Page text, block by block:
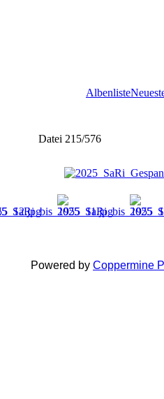
Albenliste
Datei 215/576
Powered by Coppermine